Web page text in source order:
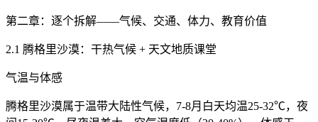
第二章：逐个拆解——气候、交通、体力、教育价值
2.1 腾格里沙漠：干热气候 + 天文地质课堂
气温与体感
腾格里沙漠属于温带大陆性气候，7-8月白天均温25-32℃，夜